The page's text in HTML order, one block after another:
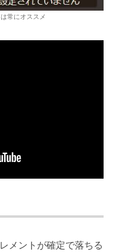
常にオススメ
メントが確定で落ちる